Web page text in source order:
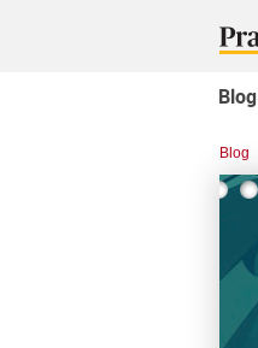
Blog
Blog